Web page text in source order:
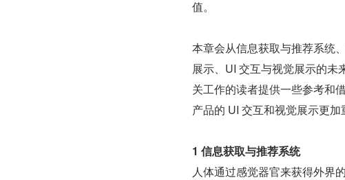
值。
本章会从信息获取与推荐系统
展示、UI 交互与视觉展示的未
关工作的读者提供一些参考和
产品的 UI 交互和视觉展示更加
1 信息获取与推荐系统
人体通过感觉器官来获得外界